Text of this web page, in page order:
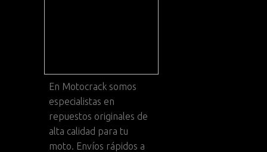
En Motocrack somos
especialistas en
repuestos originales de
alta calidad para tu
moto. Envíos rápidos a